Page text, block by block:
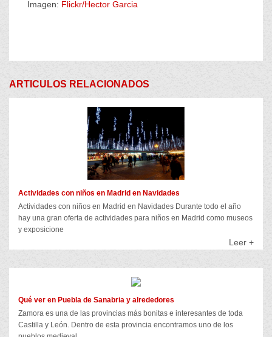
Imagen: Flickr/Hector Garcia
ARTICULOS RELACIONADOS
Actividades con niños en Madrid en Navidades
Actividades con niños en Madrid en Navidades Durante todo el año
hay una gran oferta de actividades para niños en Madrid como museos
y exposicione
Leer +
Qué ver en Puebla de Sanabria y alrededores
Zamora es una de las provincias más bonitas e interesantes de toda
Castilla y León. Dentro de esta provincia encontramos uno de los